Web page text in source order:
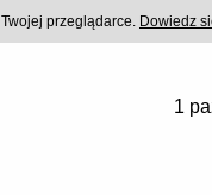
1
przeglądarce. Dowiedz